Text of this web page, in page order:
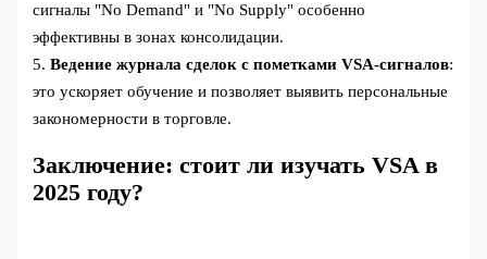
сигналы "No Demand" и "No Supply" особенно
эффективны в зонах консолидации.
5.Ведение журнала сделок с пометками VSA-сигналов:
это ускоряет обучение и позволяет выявить персональные
закономерности в торговле.
Заключение: стоит ли изучать VSA в
2025 году?